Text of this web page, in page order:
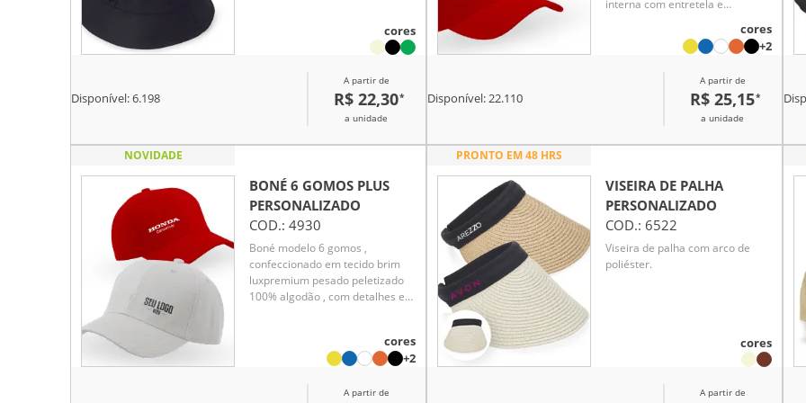
cores
Disponível:6.198
A partir de
R$ 22,30*
a unidade
interna com entretela e
brim , botão encapado ,
fechamento com regulador em
cores
+2
Disponível:22.110
A partir de
R$ 25,15*
a unidade
NOVIDADE
BONÉ 6 GOMOS PLUS
PERSONALIZADO
COD.: 4930
Boné modelo 6 gomos ,
confeccionado em tecido brim
luxpremium pesado peletizado
100% algodão , com detalhes em
acabamento com carneira em
brim , 6 costuras na aba , botão
regulador em velcro.
cores
+2
A partir de
PRONTO EM 48 HRS
VISEIRA DE PALHA
PERSONALIZADO
COD.: 6522
Viseira de palha com arco de
poliéster.
cores
A partir de